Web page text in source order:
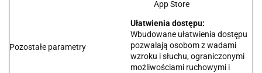
Pozostałe parametry
App Store
Ułatwienia dostępu:
Wbudowane ułatwienia dostępu
pozwalają osobom z wadami
wzroku i słuchu, ograniczonymi
możliwościami ruchowymi i